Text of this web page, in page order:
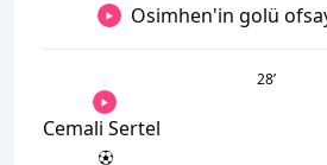
Osimhen'in golü
28’
Cemali Sertel